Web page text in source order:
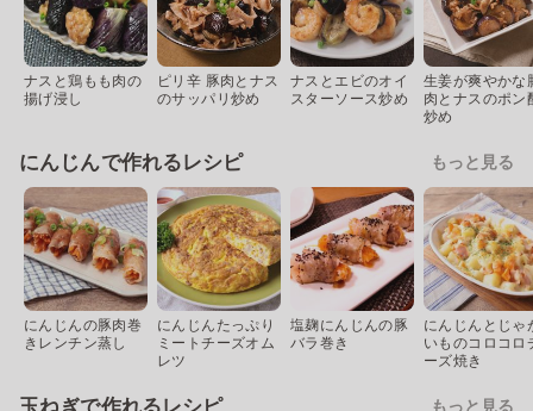
ナスと鶏もも肉の
揚げ浸し
ピリ辛 豚肉とナス
のサッパリ炒め
ナスとエビのオイ
スターソース炒め
生姜が爽やかな
肉とナスのポン
炒め
にんじんで作れるレシピ もっと見る
にんじんの豚肉巻
きレンチン蒸し
にんじんたっぷり
ミートチーズオム
レツ
塩麹にんじんの豚
バラ巻き
にんじんとじゃ
いものコロコロ
ーズ焼き
もっと見る